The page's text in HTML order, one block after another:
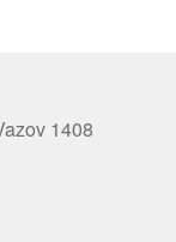
1408